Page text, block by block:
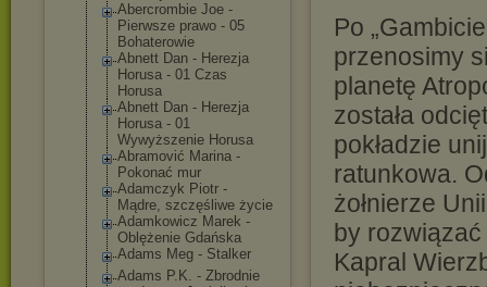
Abercrombie Joe -
Pierwsze prawo - 05
Bohaterowie
Abnett Dan - Herezja
Horusa - 01 Czas
Horusa
Abnett Dan - Herezja
Horusa - 01
Wywyższenie Horusa
Abramović Marina -
Pokonać mur
Adamczyk Piotr -
Mądre, szczęśliwe życie
Adamkowicz Marek -
Oblężenie Gdańska
Adams Meg - Stalker
Adams P.K. - Zbrodnie
Po
przenosimy
planetę
została
pokładzie
ratunkowa.
żołnierze
by
Kapral